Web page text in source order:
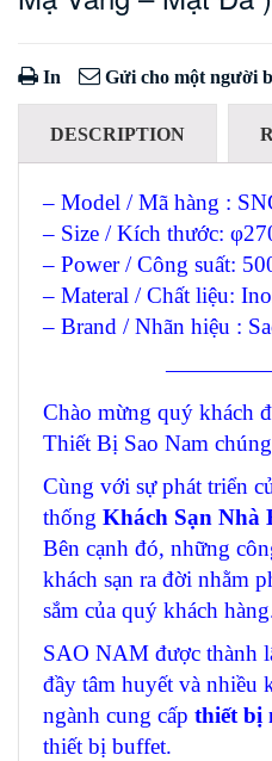
In Gửi cho một người
DESCRIPTION
– Model / Mã hàng :
– Size / Kích thước:
– Power / Công suất:
– Materal / Chất liệu:
– Brand / Nhãn hiệu :
Chào mừng quý khách
Thiết Bị Sao Nam
Cùng với sự phát triển
thống Khách Sạn Nhà
Bên cạnh đó, những
khách sạn ra đời nhằm
sắm của quý khách
SAO NAM được thành
đầy tâm huyết và nhiều
ngành cung cấp thiết bị
thiết bị buffet.